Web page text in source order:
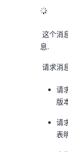
这个消
息.
请求消
请
版
请
表